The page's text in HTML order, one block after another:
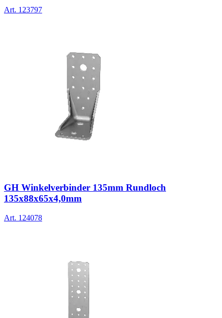
Art. 123797
GH Winkelverbinder 135mm Rundloch
135x88x65x4,0mm
Art. 124078